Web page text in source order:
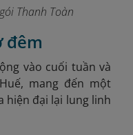
Thanh Toàn
đêm
vào cuối tuần và
mang đến một
hiện đại lại lung linh